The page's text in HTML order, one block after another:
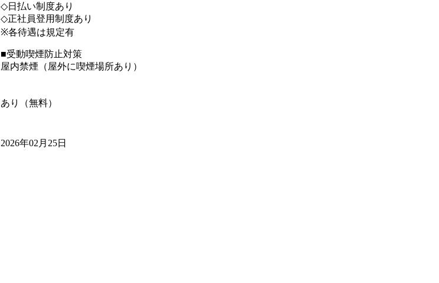
◇日払い制度あり
◇正社員登用制度あり
※各待遇は規定有
■受動喫煙防止対策
屋内禁煙（屋外に喫煙場所あり）
あり（無料）
2026年02月25日